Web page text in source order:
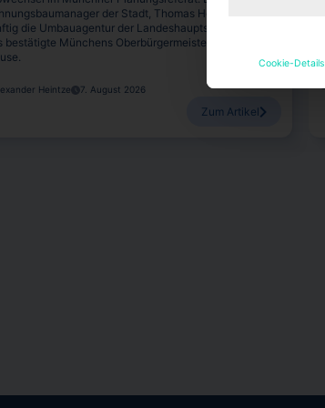
der Stadt, Thomas Hobohm, wird
die Umbauagentur der Landeshauptstadt leiten.
bestätigte Münchens Oberbürgermeister Dominik
Heintze 7. August 2026
Zum Artikel
Cookie-Details